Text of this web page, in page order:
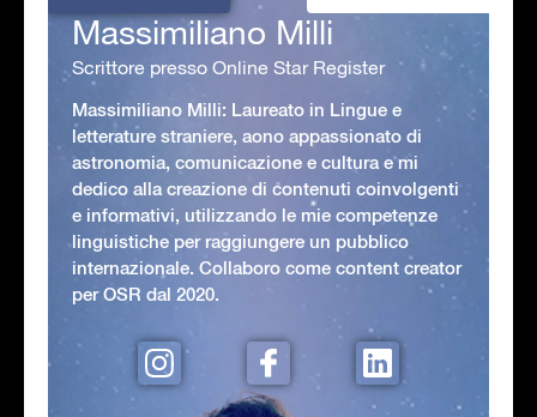
Massimiliano Milli
Scrittore presso Online Star Register
Massimiliano Milli: Laureato in Lingue e
letterature straniere, aono appassionato di
astronomia, comunicazione e cultura e mi
dedico alla creazione di contenuti coinvolgenti
e informativi, utilizzando le mie competenze
linguistiche per raggiungere un pubblico
internazionale. Collaboro come content creator
per OSR dal 2020.